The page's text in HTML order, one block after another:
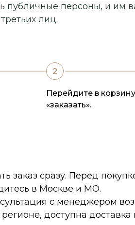
публичные персоны, и им
лиц.
Перейдите в
«заказать».
заказ сразу. Перед
в Москве и МО.
с менеджером
доступна